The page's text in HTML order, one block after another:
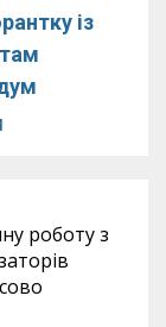
із
роботу з